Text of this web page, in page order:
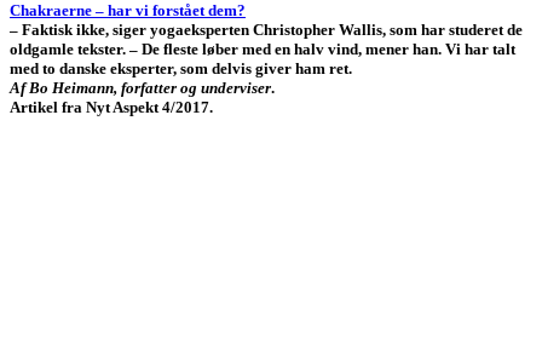
Chakraerne – har vi forstået dem?
– Faktisk ikke, siger yogaeksperten Christopher Wallis, som har studeret de
oldgamle tekster. – De fleste løber med en halv vind, mener han. Vi har talt
med to danske eksperter, som delvis giver ham ret.
Af Bo Heimann, forfatter og underviser.
Artikel fra Nyt Aspekt 4/2017.